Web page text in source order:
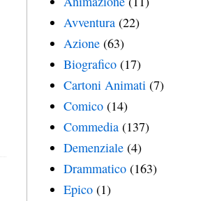
Avventura (22)
Azione (63)
Biografico (17)
Cartoni Animati (7)
Comico (14)
Commedia (137)
Demenziale (4)
Drammatico (163)
Epico (1)